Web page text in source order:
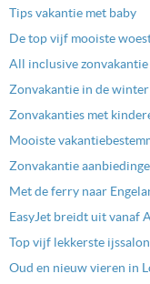
Tips vakantie met baby
De top vijf mooiste
All inclusive
Zonvakantie in de winter
Zonvakanties met
Mooiste
Zonvakantie
Met de ferry naar
EasyJet breidt uit vanaf
Top vijf lekkerste
Oud en nieuw vieren in